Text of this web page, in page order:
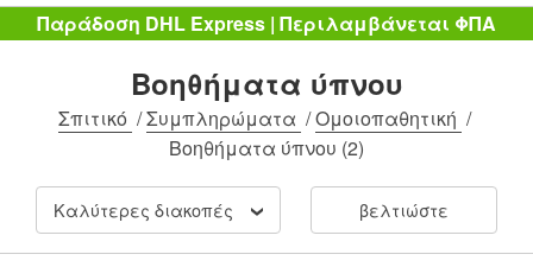
Παράδοση DHL Express | Περιλαμβάνεται ΦΠΑ
Βοηθήματα ύπνου
Σπιτικό /Συμπληρώματα /Ομοιοπαθητική /
Βοηθήματα ύπνου (2)
Καλύτερες διακοπές βελτιώστε